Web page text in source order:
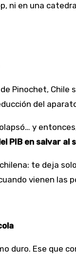
ni en una
Pinochet,
del
y
PIB en salvar al
te deja
vienen las
duro. Ese que